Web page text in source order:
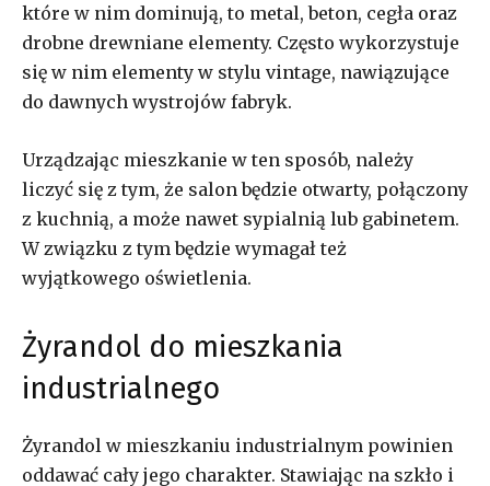
które w nim dominują, to metal, beton, cegła oraz
drobne drewniane elementy. Często wykorzystuje
się w nim elementy w stylu vintage, nawiązujące
do dawnych wystrojów fabryk.
Urządzając mieszkanie w ten sposób, należy
liczyć się z tym, że salon będzie otwarty, połączony
z kuchnią, a może nawet sypialnią lub gabinetem.
W związku z tym będzie wymagał też
wyjątkowego oświetlenia.
Żyrandol do mieszkania
industrialnego
Żyrandol w mieszkaniu industrialnym powinien
oddawać cały jego charakter. Stawiając na szkło i